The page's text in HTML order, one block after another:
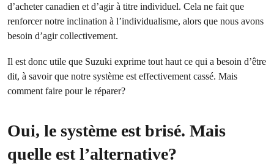
d’acheter canadien et d’agir à titre individuel. Cela ne fait que
renforcer notre inclination à l’individualisme, alors que nous avons
besoin d’agir collectivement.
Il est donc utile que Suzuki exprime tout haut ce qui a besoin d’être
dit, à savoir que notre système est effectivement cassé. Mais
comment faire pour le réparer?
Oui, le système est brisé. Mais
quelle est l’alternative?